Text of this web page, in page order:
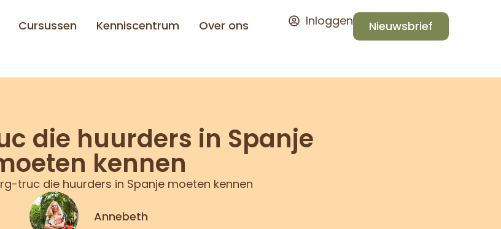
Cursussen Kenniscentrum
Over ons
Inloggen Nieuwsbrief
die huurders in Spanje
kennen
truc die huurders in Spanje moeten kennen
Annebeth